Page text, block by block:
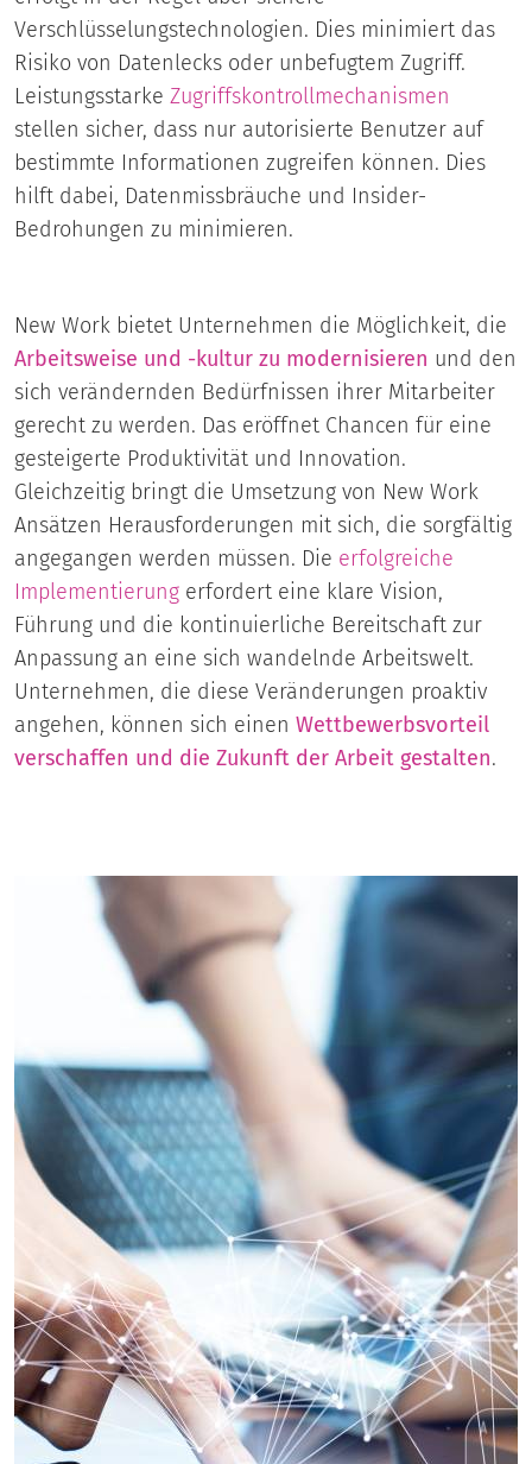
Verschlüsselungstechnologien. Dies minimiert das
Risiko von Datenlecks oder unbefugtem Zugriff.
Leistungsstarke Zugriffskontrollmechanismen
stellen sicher, dass nur autorisierte Benutzer auf
bestimmte Informationen zugreifen können. Dies
hilft dabei, Datenmissbräuche und Insider-
Bedrohungen zu minimieren.
New Work bietet Unternehmen die Möglichkeit, die
Arbeitsweise und -kultur zu modernisieren und den
sich verändernden Bedürfnissen ihrer Mitarbeiter
gerecht zu werden. Das eröffnet Chancen für eine
gesteigerte Produktivität und Innovation.
Gleichzeitig bringt die Umsetzung von New Work
Ansätzen Herausforderungen mit sich, die sorgfältig
angegangen werden müssen. Die erfolgreiche
Implementierung erfordert eine klare Vision,
Führung und die kontinuierliche Bereitschaft zur
Anpassung an eine sich wandelnde Arbeitswelt.
Unternehmen, die diese Veränderungen proaktiv
angehen, können sich einen Wettbewerbsvorteil
verschaffen und die Zukunft der Arbeit gestalten.